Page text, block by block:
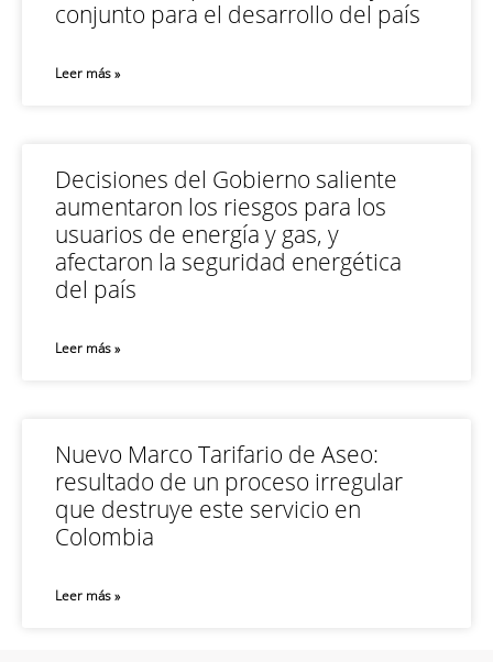
conjunto para el desarrollo del país
Leer más »
Decisiones del Gobierno saliente
aumentaron los riesgos para los
usuarios de energía y gas, y
afectaron la seguridad energética
del país
Leer más »
Nuevo Marco Tarifario de Aseo:
resultado de un proceso irregular
que destruye este servicio en
Colombia
Leer más »